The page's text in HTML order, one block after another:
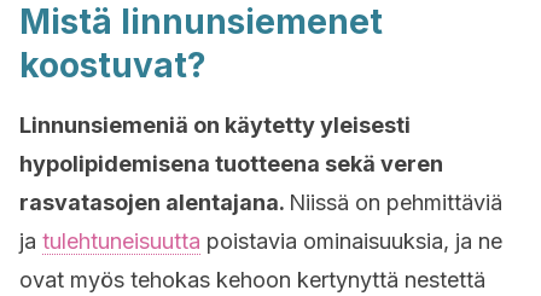
Mistä linnunsiemenet
koostuvat?
Linnunsiemeniä on käytetty yleisesti
hypolipidemisena tuotteena sekä veren
rasvatasojen alentajana. Niissä on pehmittäviä
ja tulehtuneisuutta poistavia ominaisuuksia, ja ne
ovat myös tehokas kehoon kertynyttä nestettä